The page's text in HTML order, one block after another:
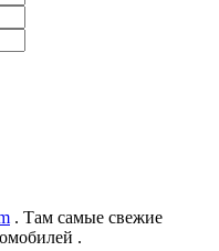
. Там самые свежие
.